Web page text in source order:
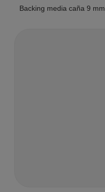
Backing media caña 9 mm